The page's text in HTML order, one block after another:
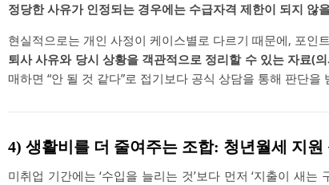
정당한 사유가 인정되는 경우에는 수급자격 제한이 되지 않
현실적으로는 개인 사정이 케이스별로 다르기 때문에, 포인
퇴사 사유와 당시 상황을 객관적으로 정리할 수 있는 자료(
매하면 “안 될 것 같다”로 접기보다 공식 상담을 통해 판단을
4) 생활비를 더 줄여주는 조합: 청년월세 지원
미취업 기간에는 ‘수입을 늘리는 것’보다 먼저 ‘지출이 새